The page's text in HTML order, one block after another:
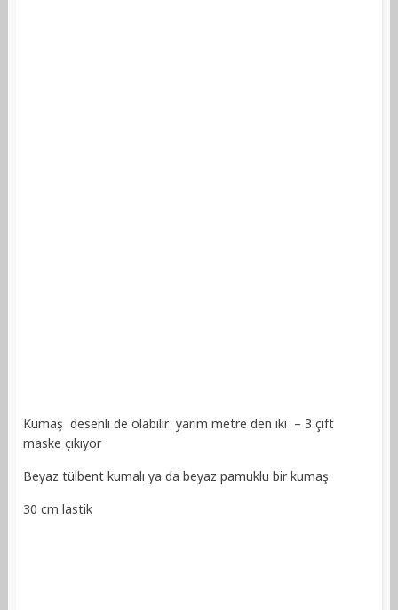
Kumaş desenli de olabilir yarım metre den iki – 3 çift
maske çıkıyor
Beyaz tülbent kumalı ya da beyaz pamuklu bir kumaş
30 cm lastik